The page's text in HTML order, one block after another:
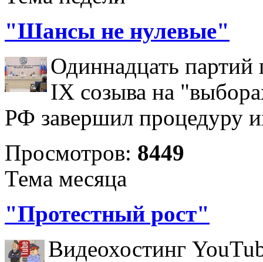
"Шансы не нулевые"
Одиннадцать партий
IX созыва на
РФ завершил процедуру
Просмотров: 8449
Тема месяца
"Протестный рост"
Видеохостинг